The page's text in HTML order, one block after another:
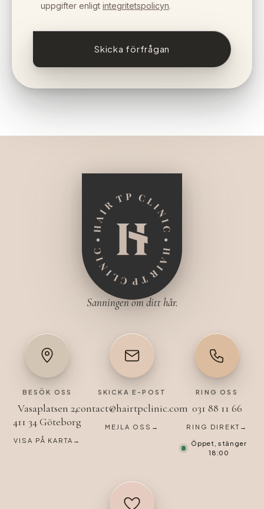
uppgifter enligt integritetspolicyn.
Skicka förfrågan
Sanningen om ditt hår.
BESÖK OSS
Vasaplatsen 2,
411 34 Göteborg
VISA PÅ KARTA →
SKICKA E-POST
contact@hairtpclinic.com
MEJLA OSS →
RING OSS
031 88 11 66
RING DIREKT →
Öppet, stänger
18:00